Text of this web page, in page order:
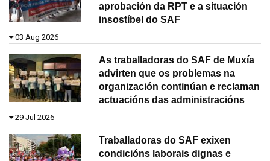
aprobación da RPT e a situación
insostíbel do SAF
03 Aug 2026
As traballadoras do SAF de Muxía
advirten que os problemas na
organización continúan e reclaman
actuacións das administracións
29 Jul 2026
Traballadoras do SAF exixen
condicións laborais dignas e